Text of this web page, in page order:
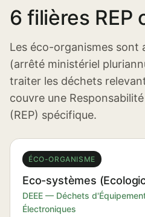
6 filières REP
Les éco-organismes sont
(arrêté ministériel
traiter les déchets
couvre une
(REP) spécifique.
ÉCO-ORGANISME
Eco-systèmes
DEEE — Déchets
Électroniques